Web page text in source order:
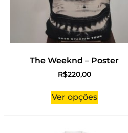
The Weeknd – Poster
R$220,00
Ver opções